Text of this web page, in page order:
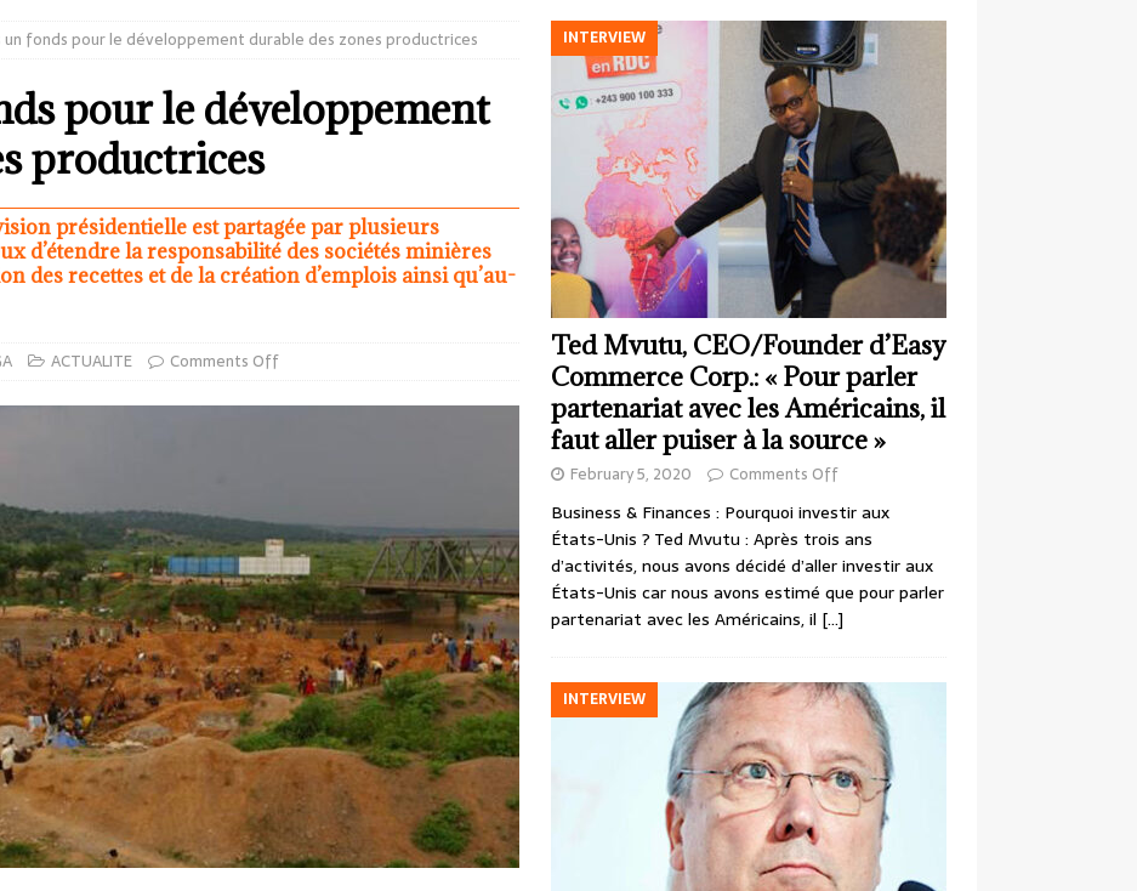
un fonds pour le développement durable des zones productrices
pour le développement
productrices
présidentielle est partagée par plusieurs
d’étendre la responsabilité des sociétés minières
des recettes et de la création d’emplois ainsi qu’au-
ACTUALITE Comments Off
INTERVIEW
Ted Mvutu, CEO/Founder d’Easy
Commerce Corp.: « Pour parler
partenariat avec les Américains, il
faut aller puiser à la source »
February 5, 2020 Comments Off
Business & Finances : Pourquoi investir aux
États-Unis ? Ted Mvutu : Après trois ans
d’activités, nous avons décidé d’aller investir aux
États-Unis car nous avons estimé que pour parler
partenariat avec les Américains, il […]
INTERVIEW